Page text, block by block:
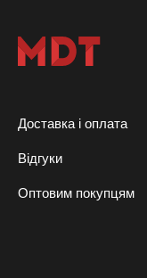
Доставка і оплата
Відгуки
Оптовим покупцям